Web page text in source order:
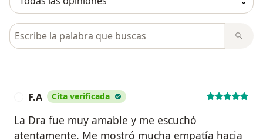
Busca en opiniones
F.A Cita verificada
La Dra fue muy amable y me escuchó
atentamente. Me mostró mucha empatía hacia